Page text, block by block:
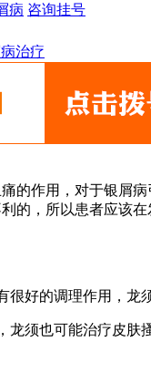
病 咨询挂号
治疗
的作用，对于银屑
的，所以患者应该
好的调理作用，
须也可能治疗皮